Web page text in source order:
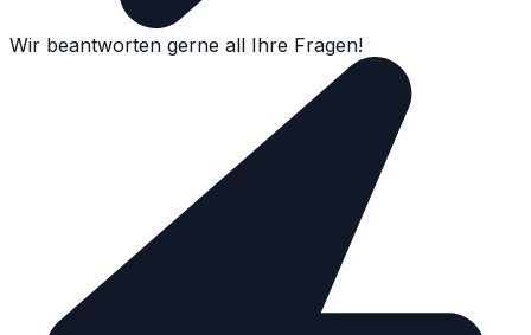
Wir beantworten gerne all Ihre Fragen!